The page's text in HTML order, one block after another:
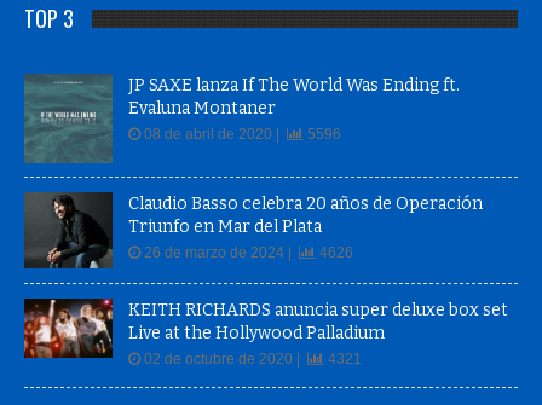
TOP 3
JP SAXE lanza If The World Was Ending ft.
Evaluna Montaner
08 de abril de 2020 | 5596
Claudio Basso celebra 20 años de Operación
Triunfo en Mar del Plata
26 de marzo de 2024 | 4626
KEITH RICHARDS anuncia super deluxe box set
Live at the Hollywood Palladium
02 de octubre de 2020 | 4321